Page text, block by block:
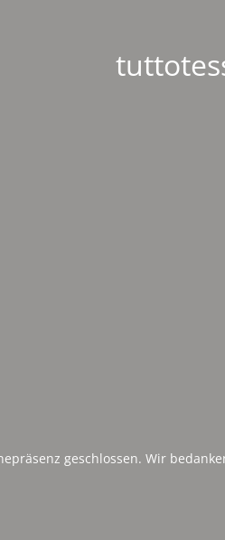
geschlossen. Wir